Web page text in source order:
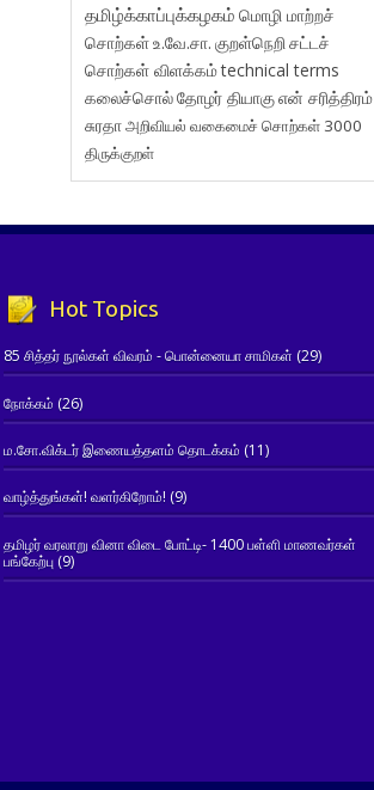
தமிழ்க்காப்புக்கழகம் மொழி மாற்றச்
சொற்கள்உ.வே.சா. குறள்நெறி சட்டச்
சொற்கள் விளக்கம்technical terms
கலைச்சொல்தோழர் தியாகுஎன் சரித்திரம்
சுரதாஅறிவியல் வகைமைச் சொற்கள் 3000
திருக்குறள்
Hot Topics
85 சித்தர் நூல்கள் விவரம் - பொன்னையா சாமிகள் (29)
நோக்கம் (26)
ம.சோ.விக்டர் இணையத்தளம் தொடக்கம் (11)
வாழ்த்துங்கள்! வளர்கிறோம்! (9)
தமிழர் வரலாறு வினா விடை போட்டி- 1400 பள்ளி மாணவர்கள்
பங்கேற்பு(9)